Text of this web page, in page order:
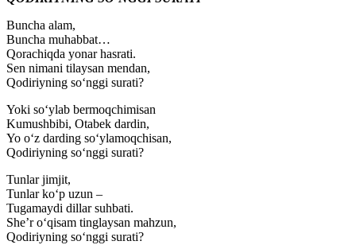
Buncha alam,
Buncha muhabbat…
Qorachiqda yonar hasrati.
Sen nimani tilaysan mendan,
Qodiriyning soʻnggi surati?
Yoki soʻylab bermoqchimisan
Kumushbibi, Otabek dardin,
Yo oʻz darding soʻylamoqchisan,
Qodiriyning soʻnggi surati?
Tunlar jimjit,
Tunlar koʻp uzun –
Tugamaydi dillar suhbati.
Sheʼr oʻqisam tinglaysan mahzun,
Qodiriyning soʻnggi surati?